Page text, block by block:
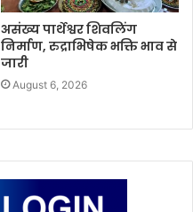
असंख्य पार्थेश्वर शिवलिंग
निर्माण, रुद्राभिषेक भक्ति भाव से
जारी
August 6, 2026